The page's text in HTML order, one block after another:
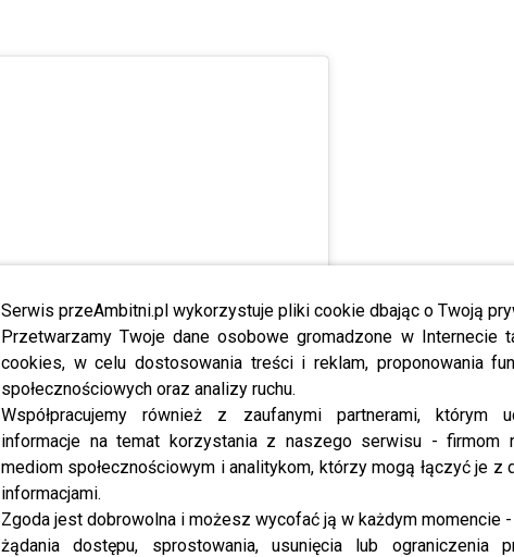
Serwis przeAmbitni.pl wykorzystuje pliki cookie dbając o Twoją
Przetwarzamy Twoje dane osobowe gromadzone w Internecie
cookies, w celu dostosowania treści i reklam, proponowania
społecznościowych oraz analizy ruchu.
Współpracujemy również z zaufanymi partnerami, którym
informacje na temat korzystania z naszego serwisu - firmom
mediom społecznościowym i analitykom, którzy mogą łączyć je z
informacjami.
Zgoda jest dobrowolna i możesz wycofać ją w każdym momencie
żądania dostępu, sprostowania, usunięcia lub ograniczenia